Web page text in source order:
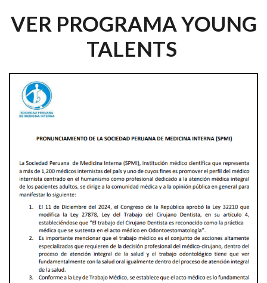
VER PROGRAMA YOUNG
TALENTS